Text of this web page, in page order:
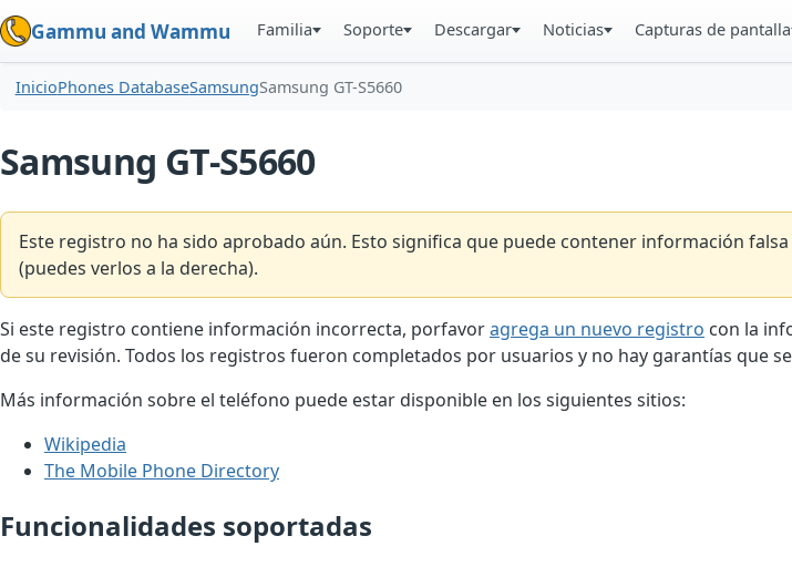
Gammu and Wammu Familia Soporte Descargar Noticias Capturas de pantalla
InicioPhones DatabaseSamsungSamsung GT-S5660
Samsung GT-S5660
Este registro no ha sido aprobado aún. Esto significa que puede contener información
(puedes verlos a la derecha).
Si este registro contiene información incorrecta, porfavoragrega un nuevo registro con la
de su revisión. Todos los registros fueron completados por usuarios y no hay garantías que
Más información sobre el teléfono puede estar disponible en los siguientes sitios:
Wikipedia
The Mobile Phone Directory
Funcionalidades soportadas